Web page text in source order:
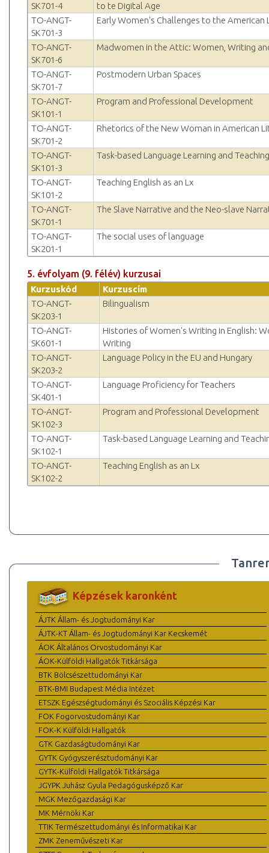
SK701-4
to te Digital Age
TO-ANGT-
SK701-3
Early Women's Challenges to the American
TO-ANGT-
SK701-6
Madwomen in the Attic: Women, Writing
TO-ANGT-
SK701-7
Postmodern Urban Spaces
TO-ANGT-
SK101-1
Program and Professional Development
TO-ANGT-
SK701-2
Rhetorics of the New Woman in American
TO-ANGT-
SK101-3
Task-based Language Learning and Teaching
TO-ANGT-
SK101-2
Teaching English as an Lx
TO-ANGT-
SK701-1
The Slave Narrative and the Neo-slave
TO-ANGT-
SK201-1
The social uses of language
5. évfolyam (9. félév) kurzusai
Kurzuskód
Kurzuscím
TO-ANGT-
SK203-1
Bilingualism
TO-ANGT-
SK601-1
Histories of Women's Writing in English:
Writing
TO-ANGT-
SK203-2
Language Policy in the EU and Hungary
TO-ANGT-
SK401-1
Language Proficiency for Teachers
TO-ANGT-
SK102-3
Program and Professional Development
TO-ANGT-
SK102-1
Task-based Language Learning and
TO-ANGT-
SK102-2
Teaching English as an Lx
Képzések karonként
ÁJTK Állam- és Jogtudományi Kar
ÁJTK-KT Állam- és Jogtudományi Kar Kecskemét
ÁOK Általános Orvostudományi Kar
ÁOK-Külföldi Hallgatók Titkársága
BTK Bölcsészettudományi Kar
BTK-BMI Budapest Média Intézet
ETSZK Egészségtudományi és Szociális Képzési Kar
FOK Fogorvostudományi Kar
FOK-K Külföldi Hallgatók
GTK Gazdaságtudományi Kar
GYTK Gyógyszerésztudományi Kar
GYTK-Külföldi Hallgatók Titkársága
JGYPK Juhász Gyula Pedagógusképző Kar
MGK Mezőgazdasági Kar
MK Mérnöki Kar
TTIK Természettudományi és Informatikai Kar
ZMK Zeneművészeti Kar